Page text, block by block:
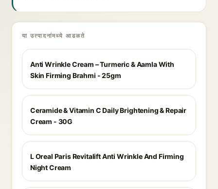
या उत्पादनांमध्ये आढळते
Anti Wrinkle Cream – Turmeric & Aamla With
Skin Firming Brahmi - 25gm
Ceramide & Vitamin C Daily Brightening & Repair
Cream - 30G
L Oreal Paris Revitalift Anti Wrinkle And Firming
Night Cream